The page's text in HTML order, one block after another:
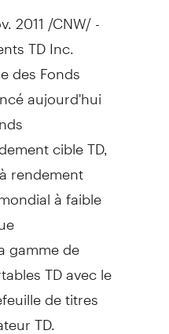
2011 /CNW/ -
TD Inc.
des Fonds
aujourd'hui
cible TD,
rendement
à faible
gamme de
TD avec le
de titres
TD.